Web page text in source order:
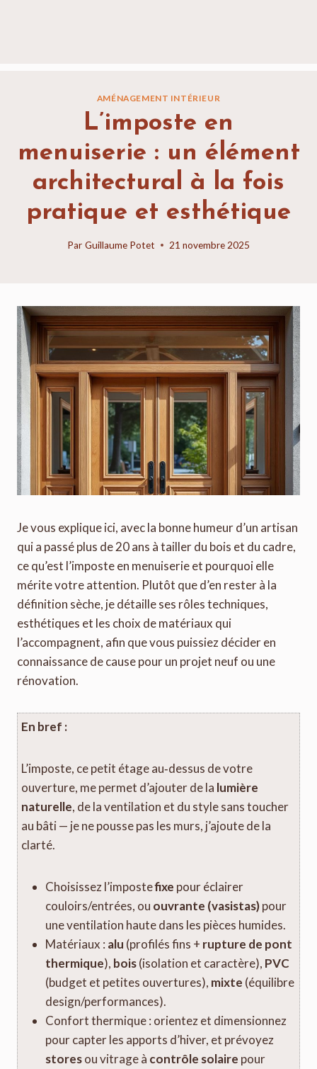
AMÉNAGEMENT INTÉRIEUR
L’imposte en
menuiserie : un élément
architectural à la fois
pratique et esthétique
Par Guillaume Potet 21 novembre 2025
Je vous explique ici, avec la bonne humeur d’un artisan
qui a passé plus de 20 ans à tailler du bois et du cadre,
ce qu’est l’imposte en menuiserie et pourquoi elle
mérite votre attention. Plutôt que d’en rester à la
définition sèche, je détaille ses rôles techniques,
esthétiques et les choix de matériaux qui
l’accompagnent, afin que vous puissiez décider en
connaissance de cause pour un projet neuf ou une
rénovation.
En bref :
L’imposte, ce petit étage au‑dessus de votre
ouverture, me permet d’ajouter de la lumière
naturelle, de la ventilation et du style sans toucher
au bâti — je ne pousse pas les murs, j’ajoute de la
clarté.
Choisissez l’impostefixe pour éclairer
couloirs/entrées, ou ouvrante (vasistas)pour
une ventilation haute dans les pièces humides.
Matériaux : alu (profilés fins + rupture de pont
thermique), bois(isolation et caractère), PVC
(budget et petites ouvertures), mixte (équilibre
design/performances).
Confort thermique : orientez et dimensionnez
pour capter les apports d’hiver, et prévoyez
storesou vitrage à contrôle solaire pour